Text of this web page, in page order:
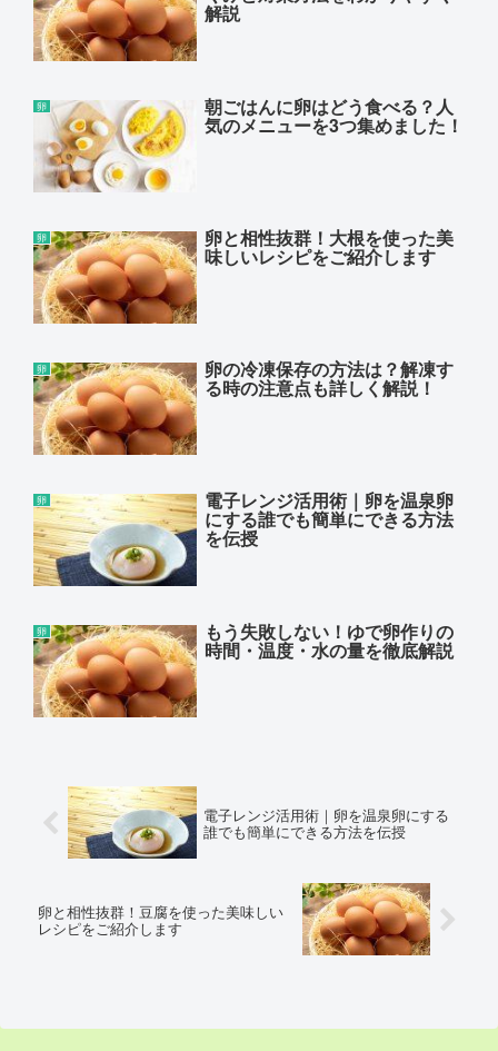
解説
卵 朝ごはんに卵はどう食べる？人
気のメニューを3つ集めました！
卵 卵と相性抜群！大根を使った美
味しいレシピをご紹介します
卵 卵の冷凍保存の方法は？解凍す
る時の注意点も詳しく解説！
卵 電子レンジ活用術｜卵を温泉卵
にする誰でも簡単にできる方法
を伝授
卵 もう失敗しない！ゆで卵作りの
時間・温度・水の量を徹底解説
電子レンジ活用術｜卵を温泉卵にする
誰でも簡単にできる方法を伝授
卵と相性抜群！豆腐を使った美味しい
レシピをご紹介します